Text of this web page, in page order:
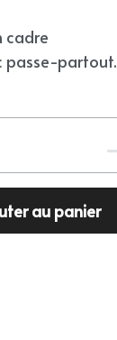
cadre
passe-partout.
au panier